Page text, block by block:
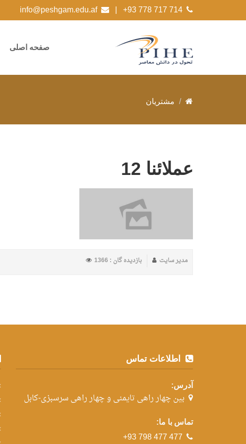
+93 778 717 714
|
info@peshgam.edu.af
صفحه اصلی
مشتریان
عملائنا 12
مدیر سایت بازدیده گان : 1366
اطلاعات تماس
آدرس:
بین چهار راهی تایمنی و چهار راهی سرسبزی-کابل
تماس با ما:
+93 798 477 477